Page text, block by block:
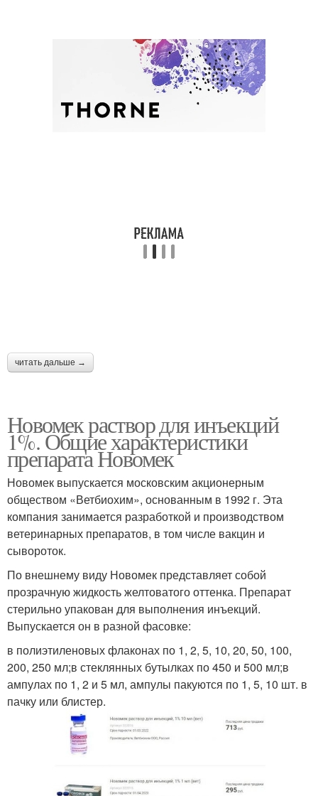
читать дальше →
Новомек раствор для инъекций
1%. Общие характеристики
препарата Новомек
Новомек выпускается московским акционерным
обществом «Ветбиохим», основанным в 1992 г. Эта
компания занимается разработкой и производством
ветеринарных препаратов, в том числе вакцин и
сывороток.
По внешнему виду Новомек представляет собой
прозрачную жидкость желтоватого оттенка. Препарат
стерильно упакован для выполнения инъекций.
Выпускается он в разной фасовке:
в полиэтиленовых флаконах по 1, 2, 5, 10, 20, 50, 100,
200, 250 мл;в стеклянных бутылках по 450 и 500 мл;в
ампулах по 1, 2 и 5 мл, ампулы пакуются по 1, 5, 10 шт. в
пачку или блистер.